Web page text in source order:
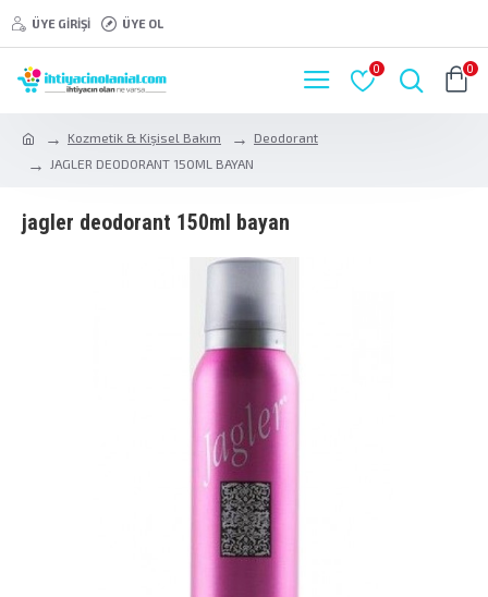
ÜYE GIRIŞI ÜYE OL
0 0
Kozmetik & Kişisel Bakım
Deodorant
JAGLER DEODORANT 150ML BAYAN
jagler deodorant 150ml bayan